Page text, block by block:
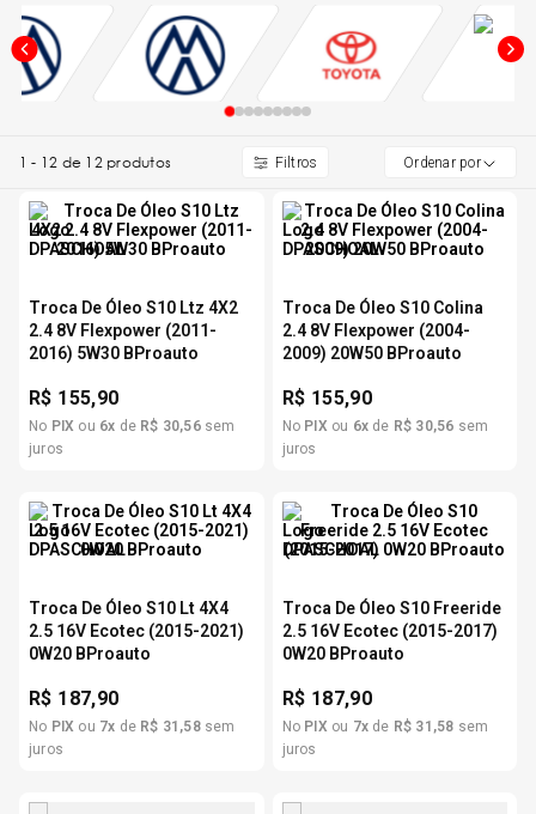
1 - 12 de 12produtos Ordenar por
Troca De Óleo S10 Ltz 4X2
2.4 8V Flexpower (2011-
2016) 5W30 BProauto
R$ 155,90
No PIX ou 6x de R$ 30,56sem
juros
Troca De Óleo S10 Colina
2.4 8V Flexpower (2004-
2009) 20W50 BProauto
R$ 155,90
No PIX ou 6xde R$ 30,56 sem
juros
Troca De Óleo S10 Lt 4X4
2.5 16V Ecotec (2015-2021)
0W20 BProauto
R$ 187,90
No PIX ou 7x de R$ 31 ,58sem
juros
Troca De Óleo S10 Freeride
2.5 16V Ecotec (2015-2017)
0W20 BProauto
R$ 187,90
No PIX ou 7xde R$ 31 ,58 sem
juros
Kit 4 Pneu Xbri Aro 13
8º 185 60r15
9º 195 55r15
10º Pneu